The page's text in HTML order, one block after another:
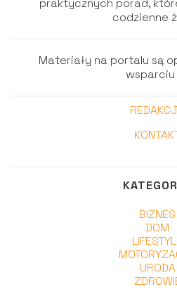
codzienne
Materiały na portalu są
wsparciu
BIZNES
DOM
URODA